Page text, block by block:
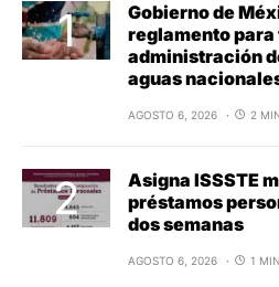
Gobierno de
reglamento
administración
aguas
AGOSTO 6, 2026 2
Asigna ISSSTE
préstamos
dos semanas
AGOSTO 6, 2026 1